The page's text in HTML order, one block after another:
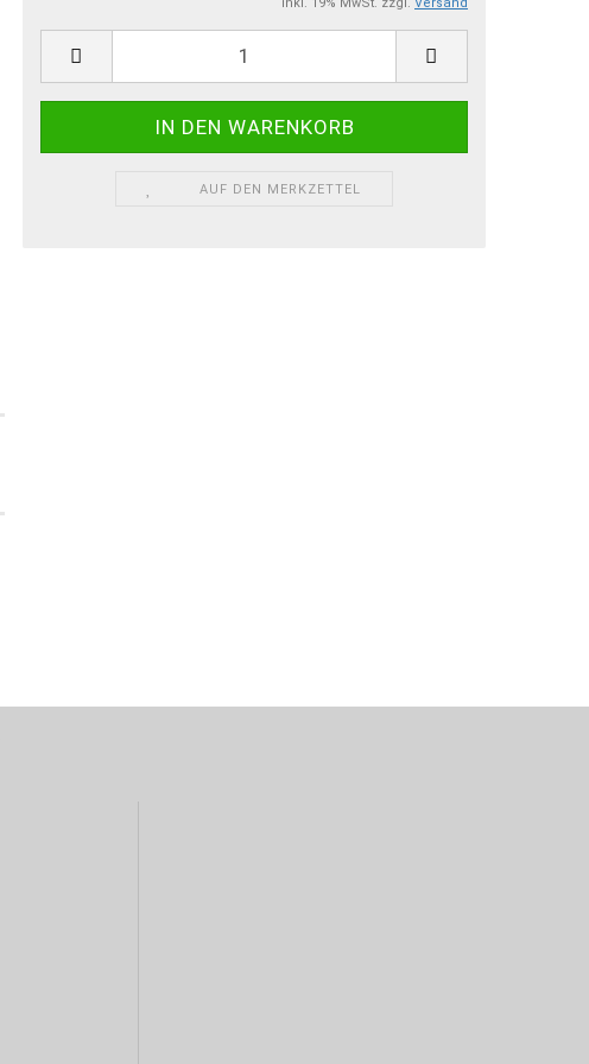
AUF DEN MERKZETTEL